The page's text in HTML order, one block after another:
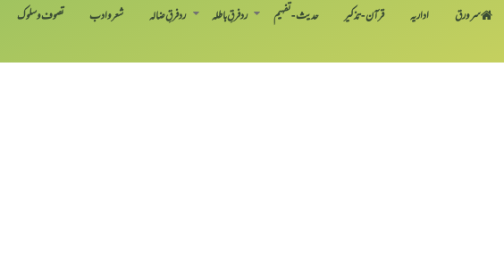
سر ورق اداریہ قرآن-تذکیر حدیث-تفہیم رد فرقِ باطلہ رد فرقِ ضالہ شعر و ادب تصوف و سلوک